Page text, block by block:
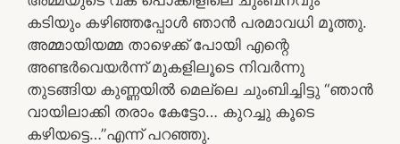
കടിയും കഴിഞ്ഞപ്പോൾ ഞാൻ പരമാവധി മൂത്തു.
അമ്മായിയമ്മ താഴെക്ക് പോയി എന്റെ
അണ്ടർവെയർന്ന് മുകളിലൂടെ നിവർന്നു
തുടങ്ങിയ കുണ്ണയിൽ മെല്ലെ ചുംബിച്ചിട്ടു “ഞാൻ
വായിലാക്കി തരാം കേട്ടോ… കുറച്ചു കൂടെ
കഴിയട്ടെ…”എന്ന് പറഞ്ഞു.